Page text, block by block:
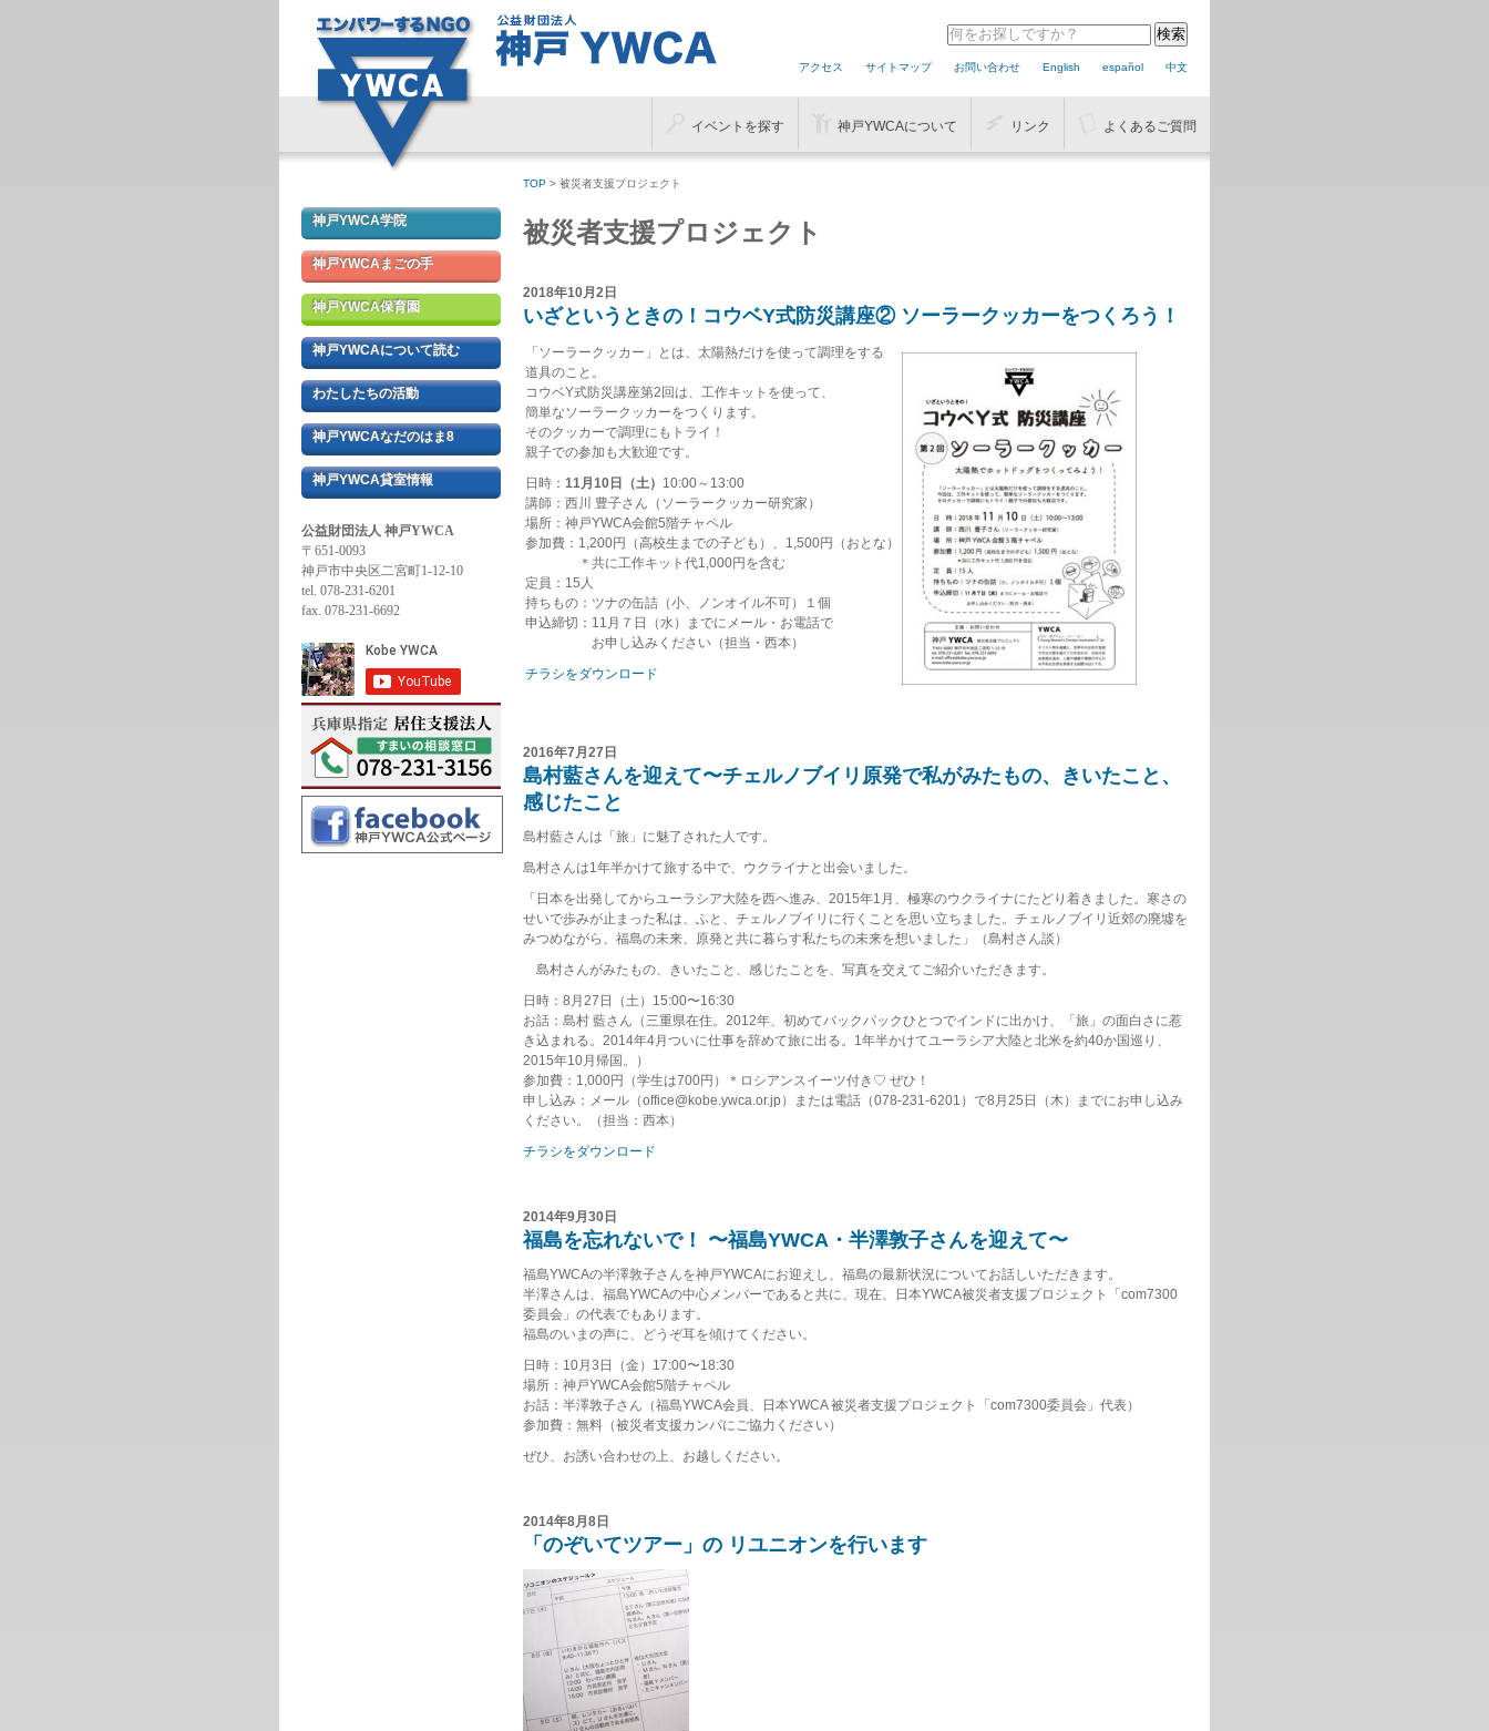
中文
español
English
お問い合わせ
サイトマップ
アクセス
よくあるご質問
リンク
神戸YWCAについて
イベントを探す
神戸YWCA学院
神戸YWCAまごの手
神戸YWCA保育園
神戸YWCAについて読む
わたしたちの活動
神戸YWCAなだのはま8
神戸YWCA貸室情報
公益財団法人 神戸YWCA
〒651-0093
神戸市中央区二宮町1-12-10
tel. 078-231-6201
fax. 078-231-6692
TOP > 被災者支援プロジェクト
被災者支援プロジェクト
2018年10月2日
いざというときの！コウベY式防災講座② ソーラークッカーをつくろう！
「ソーラークッカー」とは、太陽熱だけを使って調理をする
道具のこと。
コウベY式防災講座第2回は、工作キットを使って、
簡単なソーラークッカーをつくります。
そのクッカーで調理にもトライ！
親子での参加も大歓迎です。
日時： 11月10日（土） 10:00～13:00
講師：西川 豊子さん（ソーラークッカー研究家）
場所：神戸YWCA会館5階チャペル
参加費：1,200円（高校生までの子ども）、1,500円（おとな）
＊共に工作キット代1,000円を含む
定員：15人
持ちもの：ツナの缶詰（小、ノンオイル不可）１個
申込締切：11月７日（水）までにメール・お電話で
お申し込みください（担当・西本）
チラシをダウンロード
2016年7月27日
島村藍さんを迎えて〜チェルノブイリ原発で私がみたもの、きいたこと、
感じたこと
島村藍さんは「旅」に魅了された人です。
島村さんは1年半かけて旅する中で、ウクライナと出会いました。
「日本を出発してからユーラシア大陸を西へ進み、2015年1月、極寒のウクライナにたどり着きました。寒さの
せいで歩みが止まった私は、ふと、チェルノブイリに行くことを思い立ちました。チェルノブイリ近郊の廃墟を
みつめながら、福島の未来、原発と共に暮らす私たちの未来を想いました」（島村さん談）
島村さんがみたもの、きいたこと、感じたことを、写真を交えてご紹介いただきます。
日時：8月27日（土）15:00〜16:30
お話：島村 藍さん（三重県在住。2012年、初めてバックパックひとつでインドに出かけ、「旅」の面白さに惹
き込まれる。2014年4月ついに仕事を辞めて旅に出る。1年半かけてユーラシア大陸と北米を約40か国巡り、
2015年10月帰国。）
参加費：1,000円（学生は700円）＊ロシアンスイーツ付き♡ ぜひ！
申し込み：メール（office@kobe.ywca.or.jp）または電話（078-231-6201）で8月25日（木）までにお申し込み
ください。（担当：西本）
チラシをダウンロード
2014年9月30日
福島を忘れないで！ 〜福島YWCA・半澤敦子さんを迎えて〜
福島YWCAの半澤敦子さんを神戸YWCAにお迎えし、福島の最新状況についてお話しいただきます。
半澤さんは、福島YWCAの中心メンバーであると共に、現在、日本YWCA被災者支援プロジェクト「com7300
委員会」の代表でもあります。
福島のいまの声に、どうぞ耳を傾けてください。
日時：10月3日（金）17:00〜18:30
場所：神戸YWCA会館5階チャペル
お話：半澤敦子さん（福島YWCA会員、日本YWCA 被災者支援プロジェクト「com7300委員会」代表）
参加費：無料（被災者支援カンパにご協力ください）
ぜひ、お誘い合わせの上、お越しください。
2014年8月8日
「のぞいてツアー」の リユニオンを行います